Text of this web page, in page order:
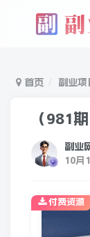
首页 副业项
（981
副业
10月
付费资源